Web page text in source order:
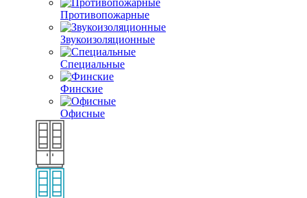
Противопожарные
Звукоизоляционные
Специальные
Финские
Офисные